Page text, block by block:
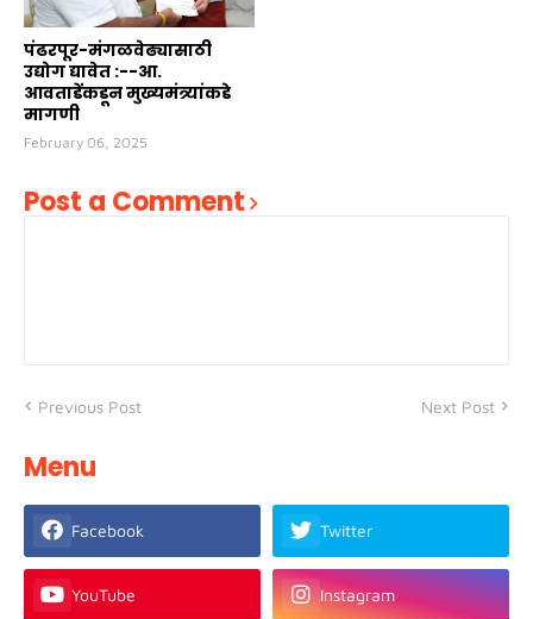
पंढरपूर-मंगळवेढ्यासाठी
उद्योग द्यावेत :--आ.
आवताडेंकडून मुख्यमंत्र्यांकडे
मागणी
February 06, 2025
Post a Comment
Previous Post Next Post
Menu
Facebook Twitter
YouTube Instagram